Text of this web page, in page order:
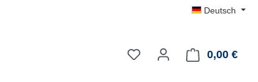
Deutsch
Du hast 0 Produkte auf
0,00 €